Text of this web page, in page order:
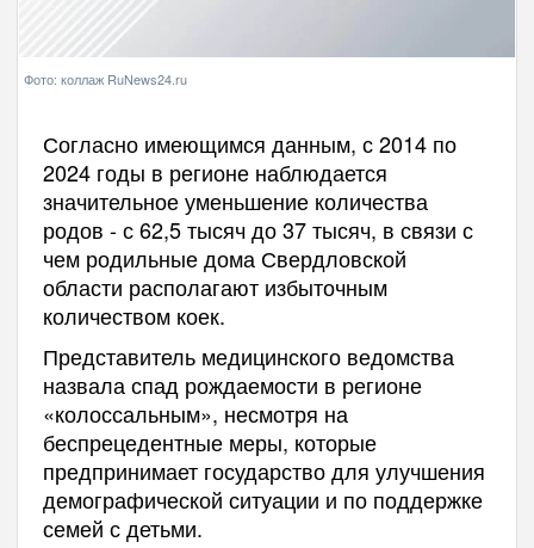
Фото: коллаж RuNews24.ru
Согласно имеющимся данным, с 2014 по
2024 годы в регионе наблюдается
значительное уменьшение количества
родов - с 62,5 тысяч до 37 тысяч, в связи с
чем родильные дома Свердловской
области располагают избыточным
количеством коек.
Представитель медицинского ведомства
назвала спад рождаемости в регионе
«колоссальным», несмотря на
беспрецедентные меры, которые
предпринимает государство для улучшения
демографической ситуации и по поддержке
семей с детьми.